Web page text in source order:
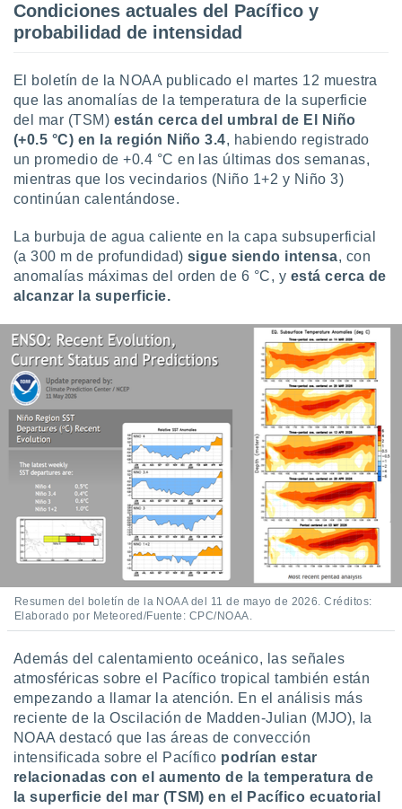
abono
únicos
similares
como
este sitio
IP
de
posible
traten tus
en
interés
a lo que
Para
su
u
datos
momento
en
en
de
un
o acceder
datos
Condiciones actuales del Pacífico y
probabilidad de intensidad
El boletín de la NOAA publicado el martes 12 muestra
que las anomalías de la temperatura de la superficie
del mar (TSM) están cerca del umbral de El Niño
(+0.5 °C) en la región Niño 3.4, habiendo registrado
un promedio de +0.4 °C en las últimas dos semanas,
mientras que los vecindarios (Niño 1+2 y Niño 3)
continúan calentándose.
La burbuja de agua caliente en la capa subsuperficial
(a 300 m de profundidad) sigue siendo intensa, con
anomalías máximas del orden de 6 °C, y está cerca de
alcanzar la superficie.
Resumen del boletín de la NOAA del 11 de mayo de 2026. Créditos:
Elaborado por Meteored/Fuente: CPC/NOAA.
Además del calentamiento oceánico, las señales
atmosféricas sobre el Pacífico tropical también están
empezando a llamar la atención. En el análisis más
reciente de la Oscilación de Madden-Julian (MJO), la
NOAA destacó que las áreas de convección
intensificada sobre el Pacífico podrían estar
relacionadas con el aumento de la temperatura de
la superficie del mar (TSM) en el Pacífico ecuatorial